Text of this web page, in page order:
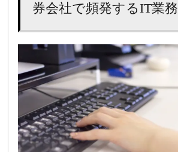
券会社で頻発するIT業務